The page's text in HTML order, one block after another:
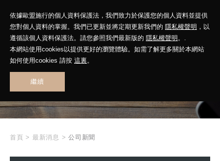
依據歐盟施行的個人資料保護法，我們致力於保護您的個人資料並提供
您對個人資料的掌握。我們已更新並將定期更新我們的 隱私權聲明 ，以
遵循該個人資料保護法。請您參照我們最新版的 隱私權聲明 。.
本網站使用cookies以提供更好的瀏覽體驗。如需了解更多關於本網站
如何使用cookies 請按 這裏。
繼續
WHAT'S NEW
首頁 > 最新消息 > 公司新聞